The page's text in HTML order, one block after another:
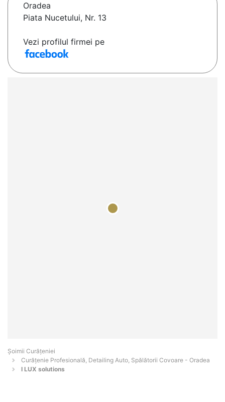
Oradea
Piata Nucetului, Nr. 13
Vezi profilul firmei pe
Șoimii Curățeniei
Curățenie Profesională, Detailing Auto, Spălătorii Covoare - Oradea
I LUX solutions